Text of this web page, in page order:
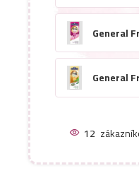
General
General
General
12